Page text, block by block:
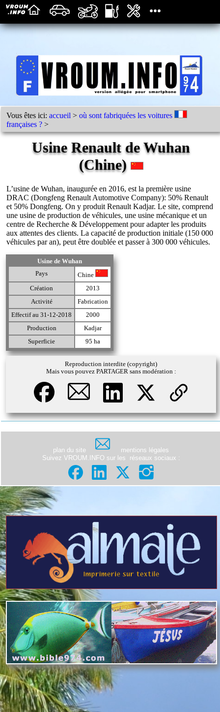
Vous êtes ici:accueil >où sont fabriquées les voitures
françaises ? >
Usine Renault de Wuhan
(Chine)
L’usine de Wuhan, inaugurée en 2016, est la première usine
DRAC (Dongfeng Renault Automotive Company): 50% Renault
et 50% Dongfeng. On y produit Renault Kadjar. Le site, comprend
une usine de production de véhicules, une usine mécanique et un
centre de Recherche & Développement pour adapter les produits
aux attentes des clients. La capacité de production initiale (150 000
véhicules par an), peut être doublée et passer à 300 000 véhicules.
Usine de Wuhan
Pays
Chine
Création
2013
Activité
Fabrication
Effectif au 31-12-2018
2000
Production
Kadjar
Superficie
95 ha
Reproduction interdite (copyright)
Mais vous pouvez PARTAGER sans modération :
plan du site
mentions légales
Suivez VROUM.INFO sur les
réseaux sociaux :